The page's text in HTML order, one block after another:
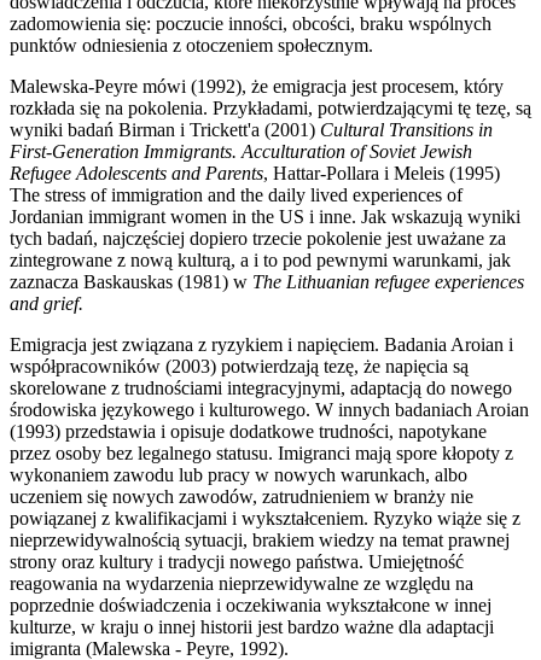
zadomowienia się: poczucie inności, obcości, braku wspólnych
punktów odniesienia z otoczeniem społecznym.
Malewska-Peyre mówi (1992), że emigracja jest procesem, który
rozkłada się na pokolenia. Przykładami, potwierdzającymi tę tezę, są
wyniki badań Birman i Trickett'a (2001) Cultural Transitions in
First-Generation Immigrants. Acculturation of Soviet Jewish
Refugee Adolescents and Parents, Hattar-Pollara i Meleis (1995)
The stress of immigration and the daily lived experiences of
Jordanian immigrant women in the US i inne. Jak wskazują wyniki
tych badań, najczęściej dopiero trzecie pokolenie jest uważane za
zintegrowane z nową kulturą, a i to pod pewnymi warunkami, jak
zaznacza Baskauskas (1981) w The Lithuanian refugee experiences
and grief.
Emigracja jest związana z ryzykiem i napięciem. Badania Aroian i
współpracowników (2003) potwierdzają tezę, że napięcia są
skorelowane z trudnościami integracyjnymi, adaptacją do nowego
środowiska językowego i kulturowego. W innych badaniach Aroian
(1993) przedstawia i opisuje dodatkowe trudności, napotykane
przez osoby bez legalnego statusu. Imigranci mają spore kłopoty z
wykonaniem zawodu lub pracy w nowych warunkach, albo
uczeniem się nowych zawodów, zatrudnieniem w branży nie
powiązanej z kwalifikacjami i wykształceniem. Ryzyko wiąże się z
nieprzewidywalnością sytuacji, brakiem wiedzy na temat prawnej
strony oraz kultury i tradycji nowego państwa. Umiejętność
reagowania na wydarzenia nieprzewidywalne ze względu na
poprzednie doświadczenia i oczekiwania wykształcone w innej
kulturze, w kraju o innej historii jest bardzo ważne dla adaptacji
imigranta (Malewska - Peyre, 1992).